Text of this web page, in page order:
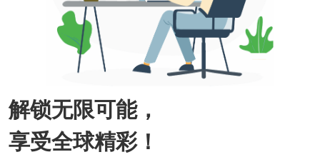
解锁无限可能，
享受全球精彩！